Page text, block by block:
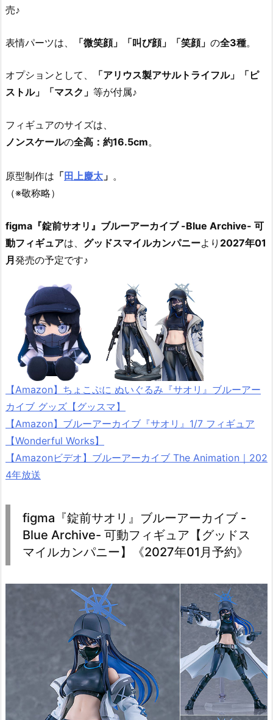
売♪
表情パーツは、 「微笑顔」「叫び顔」「笑顔」 の全3種。
オプションとして、
「アリウス製アサルトライフル」「ピ
ストル」「マスク」 等が付属♪
フィギュアのサイズは、
ノンスケールの全高：約16.5cm。
原型制作は 「田上慶太 」 。
（※敬称略）
figma『錠前サオリ』ブルーアーカイブ -Blue Archive- 可
動フィギュアは、 グッドスマイルカンパニーより 2027年01
月発売の予定です♪
【Amazon】ちょこぷに ぬいぐるみ『サオリ』ブルーアー
カイブ グッズ【グッスマ】
【Amazon】ブルーアーカイブ『サオリ』1/7 フィギュア
【Wonderful Works】
【Amazonビデオ】ブルーアーカイブ The Animation｜202
4年放送
figma『錠前サオリ』ブルーアーカイブ -
Blue Archive- 可動フィギュア【グッドス
マイルカンパニー】《2027年01月予約》